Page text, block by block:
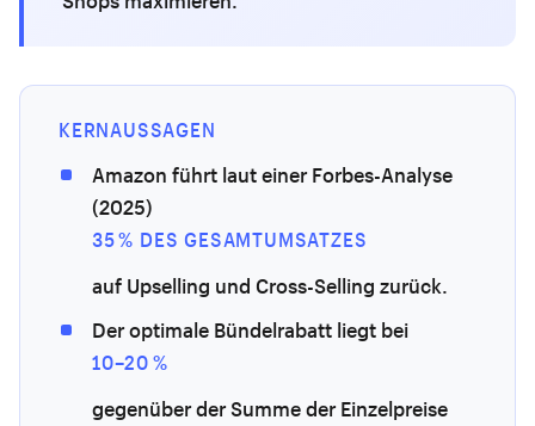
KERNAUSSAGEN
Amazon führt laut einer Forbes-Analyse
(2025)
35 % DES GESAMTUMSATZES
auf Upselling und Cross-Selling zurück.
Der optimale Bündelrabatt liegt bei
10–20 %
gegenüber der Summe der Einzelpreise